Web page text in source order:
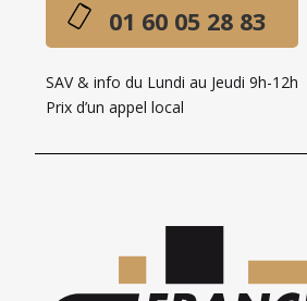
01 60 05 28 83
SAV & info du Lundi au Jeudi 9h-12h
Prix d’un appel local